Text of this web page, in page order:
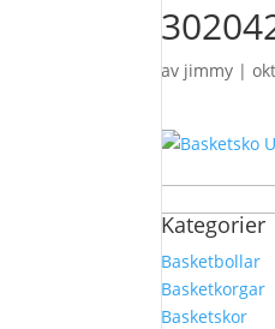
av jimmy |
efter:
Kategorier
Basketbollar
Basketkorgar
Basketskor